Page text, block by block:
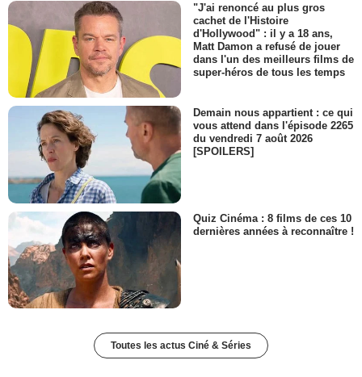
"J'ai renoncé au plus gros
cachet de l'Histoire
d'Hollywood" : il y a 18 ans,
Matt Damon a refusé de jouer
dans l'un des meilleurs films de
super-héros de tous les temps
Demain nous appartient : ce qui
vous attend dans l'épisode 2265
du vendredi 7 août 2026
[SPOILERS]
Quiz Cinéma : 8 films de ces 10
dernières années à reconnaître !
Toutes les actus Ciné & Séries